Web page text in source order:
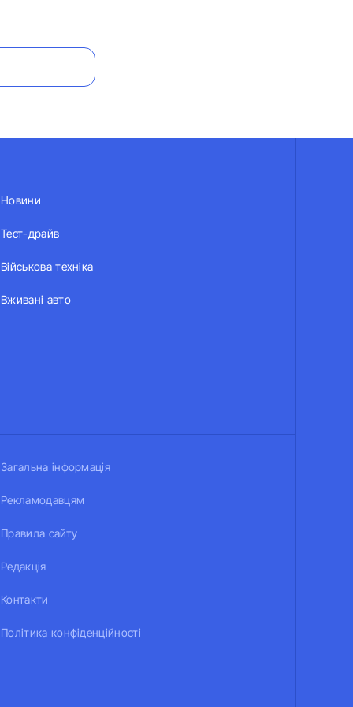
Новини
Тест-драйв
Військова техніка
Вживані авто
Загальна інформація
Рекламодавцям
Правила сайту
Редакція
Контакти
Політика конфіденційності